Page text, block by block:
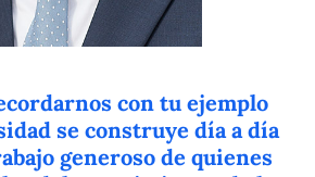
con tu ejemplo
se construye día a día
generoso de quienes